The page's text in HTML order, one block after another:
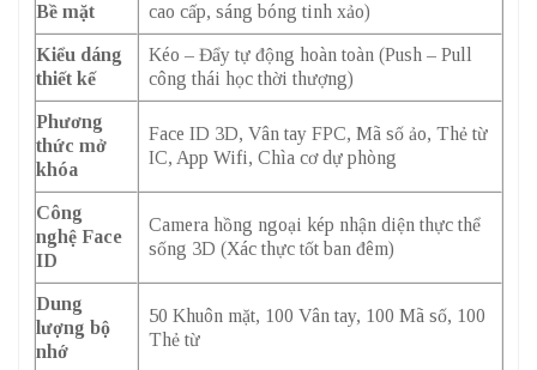
Bề mặt
cao cấp, sáng bóng tinh xảo)
Kiểu dáng
thiết kế
Kéo – Đẩy tự động hoàn toàn (Push – Pull
công thái học thời thượng)
Phương
thức mở
khóa
Face ID 3D, Vân tay FPC, Mã số ảo, Thẻ từ
IC, App Wifi, Chìa cơ dự phòng
Công
nghệ Face
ID
Camera hồng ngoại kép nhận diện thực thể
sống 3D (Xác thực tốt ban đêm)
Dung
lượng bộ
nhớ
50 Khuôn mặt, 100 Vân tay, 100 Mã số, 100
Thẻ từ